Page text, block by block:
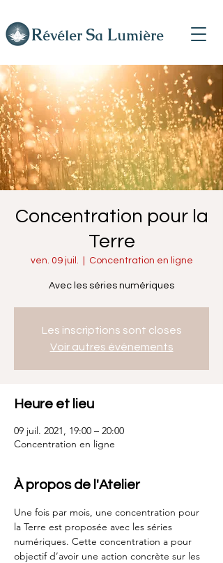
Révéler Sa Lumière
Concentration pour la
Terre
ven. 09 juil. Concentration en ligne
Avec les séries numériques
Les inscriptions sont closes
Voir autres événements
Heure et lieu
09 juil. 2021, 19:00 – 20:00
Concentration en ligne
À propos de l'Atelier
Une fois par mois, une concentration pour
la Terre est proposée avec les séries
numériques. Cette concentration a pour
objectif d’avoir une action concrète sur les